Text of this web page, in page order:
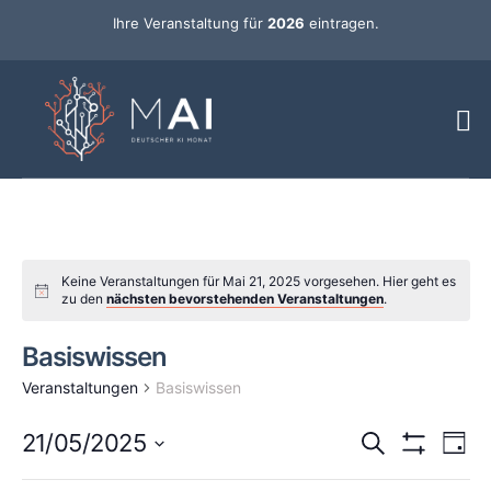
Ihre Veranstaltung für 2026 eintragen.
Keine Veranstaltungen für Mai 21, 2025 vorgesehen. Hier geht es
zu den nächsten bevorstehenden Veranstaltungen.
Basiswissen
Veranstaltungen Basiswissen
Suche Tag
21/05/2025